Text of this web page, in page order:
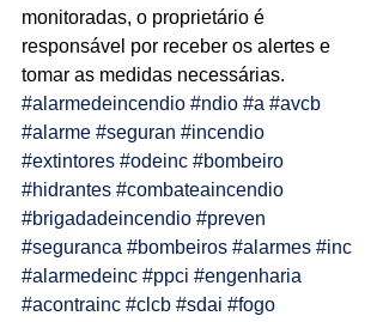
Ligações de 8h as 17h
WhatsApp de 8h as 12h
Siga nosso facebook
E também nosso instagram
monitoradas, o proprietário é
responsável por receber os alertes e
tomar as medidas necessárias.
#alarmedeincendio #ndio #a #avcb
#alarme #seguran #incendio
#extintores #odeinc #bombeiro
#hidrantes #combateaincendio
#brigadadeincendio #preven
#seguranca #bombeiros #alarmes #inc
#alarmedeinc #ppci #engenharia
#acontrainc #clcb #sdai #fogo